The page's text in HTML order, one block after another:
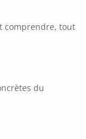
comprendre, tout
du